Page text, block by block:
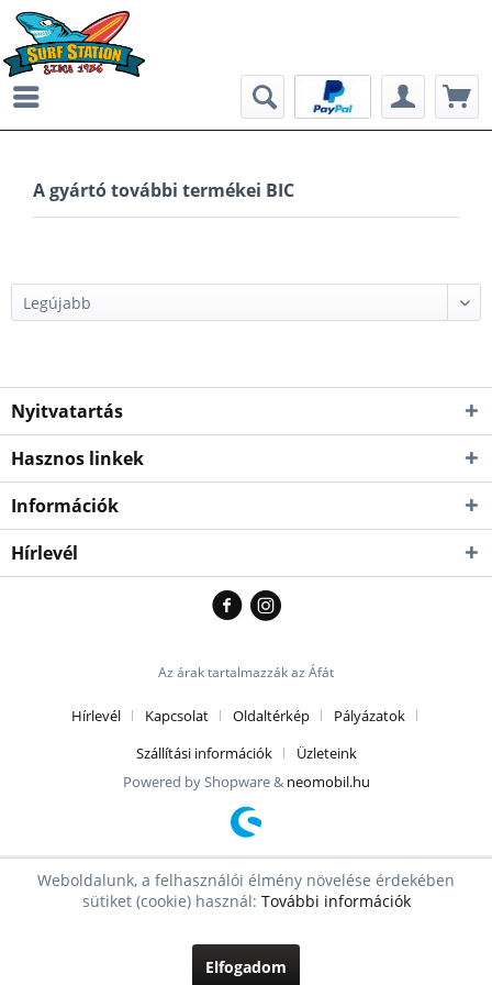
A gyártó további termékei BIC
Nyitvatartás
Hasznos linkek
Információk
Hírlevél
Az árak tartalmazzák az Áfát
Hírlevél Kapcsolat Oldaltérkép
Pályázatok
Szállítási információk
Üzleteink
Powered by Shopware & neomobil.hu
Weboldalunk, a felhasználói élmény növelése érdekében
sütiket (cookie) használ: További információk
Elfogadom